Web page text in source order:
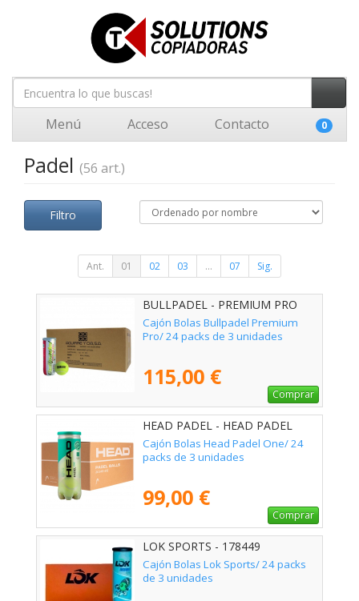
Menú Acceso Contacto 0
Padel (56 art.)
Filtro
Ant. 01 02 03 ... 07 Sig.
BULLPADEL - PREMIUM PRO
72U
Cajón Bolas Bullpadel Premium
Pro/ 24 packs de 3 unidades
115,00 €
Comprar
HEAD PADEL - HEAD PADEL
ONE 72U
Cajón Bolas Head Padel One/ 24
packs de 3 unidades
99,00 €
Comprar
LOK SPORTS - 178449
Cajón Bolas Lok Sports/ 24 packs
de 3 unidades